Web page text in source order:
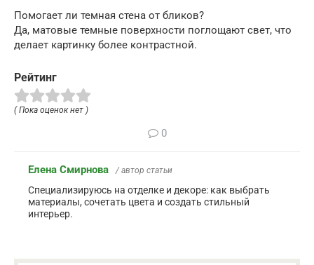
Помогает ли темная стена от бликов?
Да, матовые темные поверхности поглощают свет, что
делает картинку более контрастной.
Рейтинг
( Пока оценок нет )
0
Елена Смирнова / автор статьи
Специализируюсь на отделке и декоре: как выбрать
материалы, сочетать цвета и создать стильный
интерьер.